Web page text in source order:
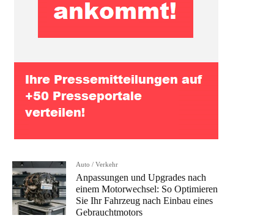
Auto / Verkehr
Anpassungen und Upgrades nach
einem Motorwechsel: So Optimieren
Sie Ihr Fahrzeug nach Einbau eines
Gebrauchtmotors